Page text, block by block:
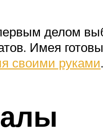
делом
Имея
своими руками.